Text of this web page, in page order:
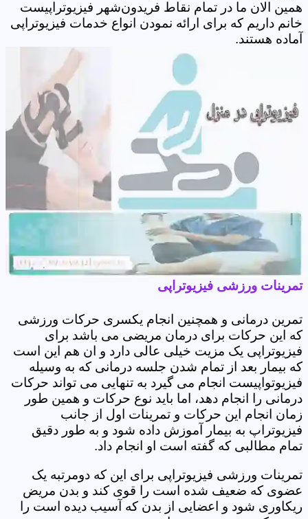
همین الان ما در تمام نقاط فریدون‌شهر فیزیوتراپیست
خانم داریم که برای ارائه نمودن انواع خدمات فیزیوتراپی
آماده هستند.
تمرینات ورزشی فیزیوتراپی
تمرین درمانی و همچنین انجام یکسری حرکات ورزشی
که این حرکات برای درمان مریضی می باشد برای
فیزیوتراپی یک مزیت خیلی عالی دارد و ان هم این است
که بیمار بعد از تمام شدن جلسه درمانی که به وسیله
فیزیوتواپیست انجام می گیرد به تنهایی می تواند حرکات
درمانی را انجام دهد، اما باید نوع حرکات و همین طور
زمان انجام این حرکات و تمرینات اول از جانب
فیزیوتراپ به بیمار آموزش داده شود و به طور دقیق
تمام مطالبی که گفته است او انجام داد.
تمرینات ورزشی فیزیوتراپی برای این که دومرتبه یک
عضوی که ضعیف شده است را قوی کند و بدن مریض
ریکاوری شود و اعضایی از بدن که آسیب دیده است را